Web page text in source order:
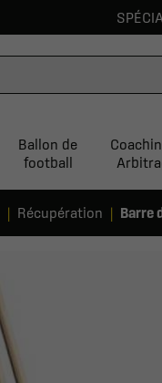
Ballon de
football
Récupération Barre